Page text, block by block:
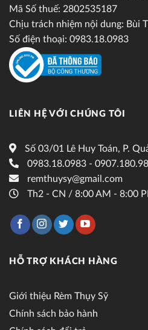
Mã Số thuế: 2802535187
Chịu trách nhiệm nội dung: Bùi
Số điện thoại: 0983.18.0983
LIÊN HỆ VỚI CHÚNG TÔI
Số 03/01 Lê Huy Toán, P.
0983.18.0983 -
remthuysy@gmail.com
Th2 - CN / 8:00 AM - 8:00
HỖ TRỢ KHÁCH HÀNG
Giới thiệu Rèm Thụy Sỹ
Chính sách bảo hành